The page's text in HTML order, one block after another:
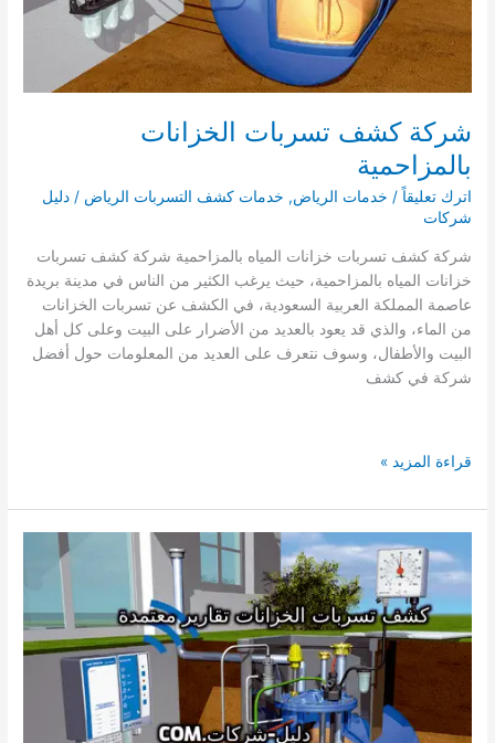
شركة كشف تسربات الخزانات
بالمزاحمية
اترك تعليقاً / خدمات الرياض, خدمات كشف التسربات الرياض /دليل
شركات
شركة كشف تسربات خزانات المياه بالمزاحمية شركة كشف تسربات
خزانات المياه بالمزاحمية، حيث يرغب الكثير من الناس في مدينة بريدة
عاصمة المملكة العربية السعودية، في الكشف عن تسربات الخزانات
من الماء، والذي قد يعود بالعديد من الأضرار على البيت وعلى كل أهل
البيت والأطفال، وسوف نتعرف على العديد من المعلومات حول أفضل
شركة في كشف
شركة
تسربات
الخزانات
بالمزاحمية
قراءة المزيد »